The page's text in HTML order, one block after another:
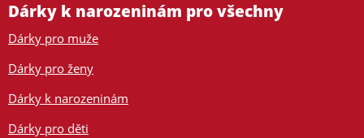
Dárky k narozeninám pro všechny
Dárky pro muže
Dárky pro ženy
Dárky k narozeninám
Dárky pro děti